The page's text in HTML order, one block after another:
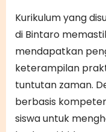
Kurikulum yang
di Bintaro
mendapatkan
keterampilan
tuntutan zaman.
berbasis
siswa untuk